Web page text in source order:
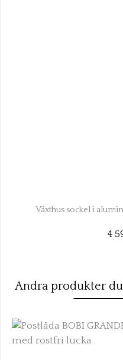
Växthus sockel i
4
Andra produkter